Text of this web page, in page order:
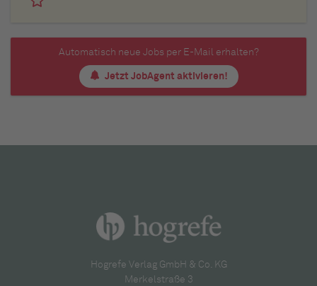
Automatisch neue Jobs per E-Mail erhalten?
Jetzt JobAgent aktivieren!
Hogrefe Verlag GmbH & Co. KG
Merkelstraße 3